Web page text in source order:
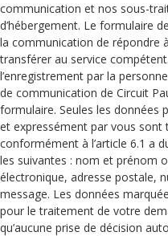
communication et nos sous-
d’hébergement. Le formulaire
la communication de répondre
transférer au service
l’enregistrement par la
de communication de Circuit
formulaire. Seules les données
et expressément par vous
conformément à l’article 6.1 a
les suivantes : nom et prénom
électronique, adresse postale,
message. Les données
pour le traitement de votre
qu’aucune prise de décision